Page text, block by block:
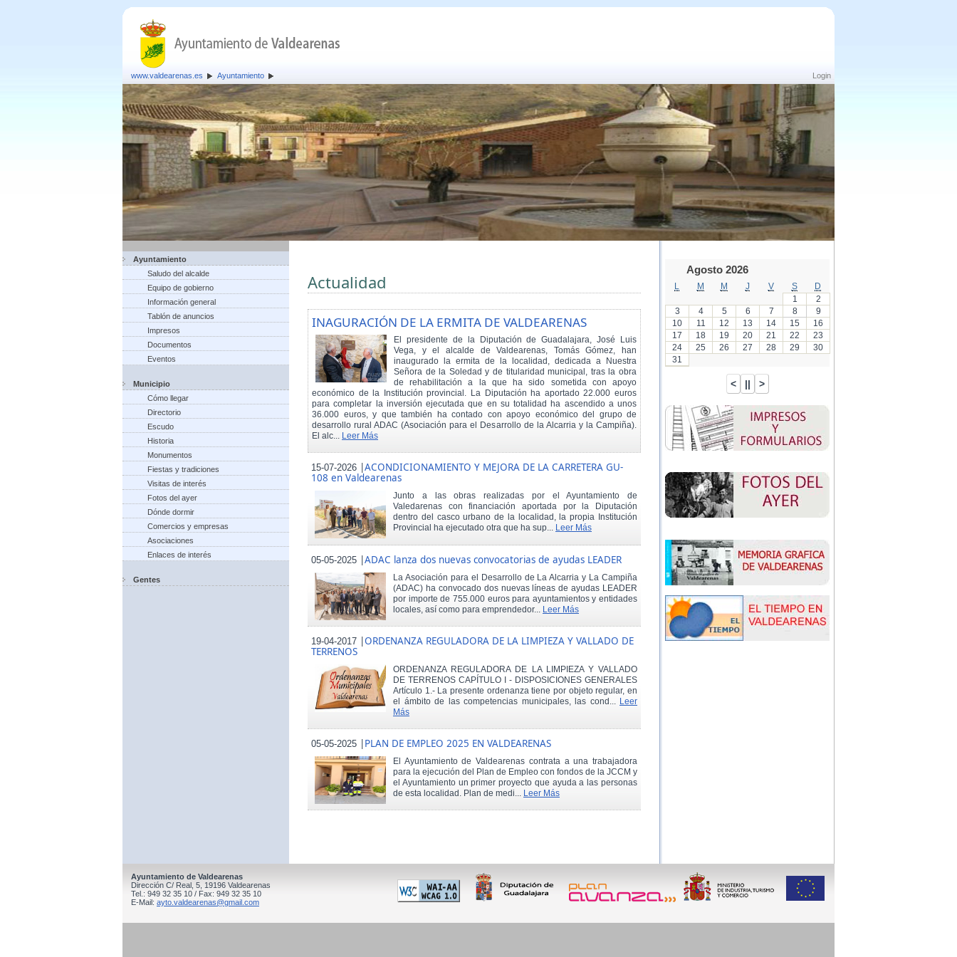
Login
www.valdearenas.es Ayuntamiento
Ayuntamiento
Saludo del alcalde
Equipo de gobierno
Información general
Tablón de anuncios
Impresos
Documentos
Eventos
Municipio
Cómo llegar
Directorio
Escudo
Historia
Monumentos
Fiestas y tradiciones
Visitas de interés
Fotos del ayer
Dónde dormir
Comercios y empresas
Asociaciones
Enlaces de interés
Gentes
Actualidad
INAGURACIÓN DE LA ERMITA DE VALDEARENAS
El presidente de la Diputación de Guadalajara, José Luis
Vega, y el alcalde de Valdearenas, Tomás Gómez, han
inaugurado la ermita de la localidad, dedicada a Nuestra
Señora de la Soledad y de titularidad municipal, tras la obra
de rehabilitación a la que ha sido sometida con apoyo
económico de la Institución provincial. La Diputación ha aportado 22.000 euros
para completar la inversión ejecutada que en su totalidad ha ascendido a unos
36.000 euros, y que también ha contado con apoyo económico del grupo de
desarrollo rural ADAC (Asociación para el Desarrollo de la Alcarria y la Campiña).
El alc... Leer Más
15-07-2026 |ACONDICIONAMIENTO Y MEJORA DE LA CARRETERA GU-
108 en Valdearenas
Junto a las obras realizadas por el Ayuntamiento de
Valedarenas con financiación aportada por la Diputación
dentro del casco urbano de la localidad, la propia Institución
Provincial ha ejecutado otra que ha sup... Leer Más
05-05-2025 |ADAC lanza dos nuevas convocatorias de ayudas LEADER
La Asociación para el Desarrollo de La Alcarria y La Campiña
(ADAC) ha convocado dos nuevas líneas de ayudas LEADER
por importe de 755.000 euros para ayuntamientos y entidades
locales, así como para emprendedor... Leer Más
19-04-2017 |ORDENANZA REGULADORA DE LA LIMPIEZA Y VALLADO DE
TERRENOS
ORDENANZA REGULADORA DE LA LIMPIEZA Y VALLADO
DE TERRENOS CAPÍTULO I - DISPOSICIONES GENERALES
Artículo 1.- La presente ordenanza tiene por objeto regular, en
el ámbito de las competencias municipales, las cond... Leer
Más
05-05-2025 |PLAN DE EMPLEO 2025 EN VALDEARENAS
El Ayuntamiento de Valdearenas contrata a una trabajadora
para la ejecución del Plan de Empleo con fondos de la JCCM y
el Ayuntamiento un primer proyecto que ayuda a las personas
de esta localidad. Plan de medi... Leer Más
Agosto 2026
M M J V S
D
1
2
3
4 5 6 7 8
9
10
11 12 13 14 15
16
17
18 19 20 21 22
23
24
25 26 27 28 29
30
31
Ayuntamiento de Valdearenas
Dirección C/ Real, 5, 19196 Valdearenas
Tel.: 949 32 35 10 / Fax: 949 32 35 10
E-Mail: ayto.valdearenas@gmail.com